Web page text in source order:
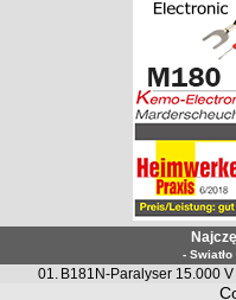
-
01. B181N-Paralyser 15.000 V